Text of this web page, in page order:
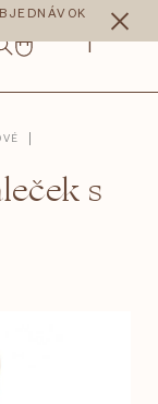
NÁKUPNÝ
CZK EUR
s